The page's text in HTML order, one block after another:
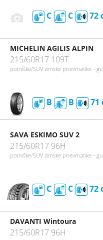
C C 72
MICHELIN AGILIS ALPIN
215/60R17 109T
potniške/SUV zimske pnevmatike -
B B 71
SAVA ESKIMO SUV 2
215/60R17 96H
potniške/SUV zimske pnevmatike -
C C 72
DAVANTI Wintoura
215/60R17 96H